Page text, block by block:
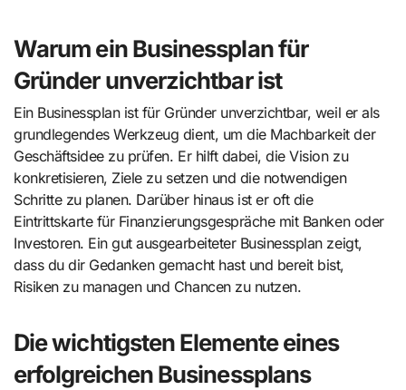
Warum ein Businessplan für
Gründer unverzichtbar ist
Ein Businessplan ist für Gründer unverzichtbar, weil er als
grundlegendes Werkzeug dient, um die Machbarkeit der
Geschäftsidee zu prüfen. Er hilft dabei, die Vision zu
konkretisieren, Ziele zu setzen und die notwendigen
Schritte zu planen. Darüber hinaus ist er oft die
Eintrittskarte für Finanzierungsgespräche mit Banken oder
Investoren. Ein gut ausgearbeiteter Businessplan zeigt,
dass du dir Gedanken gemacht hast und bereit bist,
Risiken zu managen und Chancen zu nutzen.
Die wichtigsten Elemente eines
erfolgreichen Businessplans